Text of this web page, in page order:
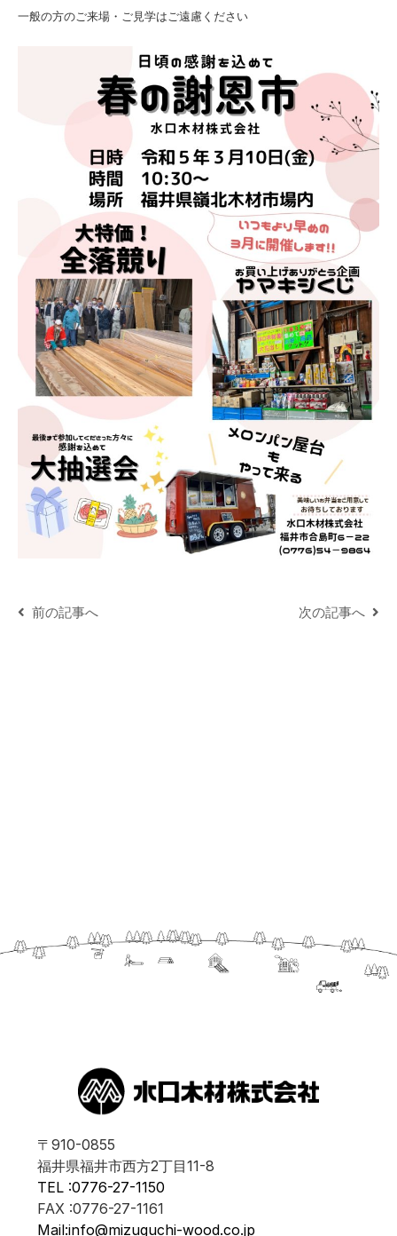
一般の方のご来場・ご見学はご遠慮ください
前の記事へ 次の記事へ
〒910-0855
福井県福井市西方2丁目11-8
TEL :0776-27-1150
FAX :0776-27-1161
Mail:info@mizuguchi-wood.co.jp